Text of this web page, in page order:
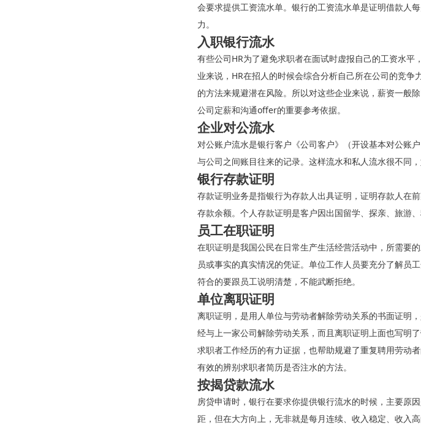
会要求提供工资流水单。银行的工资流水单是证明借款人
力。
入职银行流水
有些公司HR为了避免求职者在面试时虚报自己的工资水
业来说，HR在招人的时候会综合分析自己所在公司的竞
的方法来规避潜在风险。所以对这些企业来说，薪资一般
公司定薪和沟通offer的重要参考依据。
企业对公流水
对公账户流水是银行客户《公司客户》（开设基本对公账
与公司之间账目往来的记录。这样流水和私人流水很不同
银行存款证明
存款证明业务是指银行为存款人出具证明，证明存款人在
存款余额。个人存款证明是客户因出国留学、探亲、旅游
员工在职证明
在职证明是我国公民在日常生产生活经营活动中，所需要
员或事实的真实情况的凭证。单位工作人员要充分了解员
符合的要跟员工说明清楚，不能武断拒绝。
单位离职证明
离职证明，是用人单位与劳动者解除劳动关系的书面证明
经与上一家公司解除劳动关系，而且离职证明上面也写明
求职者工作经历的有力证据，也帮助规避了重复聘用劳动
有效的辨别求职者简历是否注水的方法。
按揭贷款流水
房贷申请时，银行在要求你提供银行流水的时候，主要原
距，但在大方向上，无非就是每月连续、收入稳定、收入